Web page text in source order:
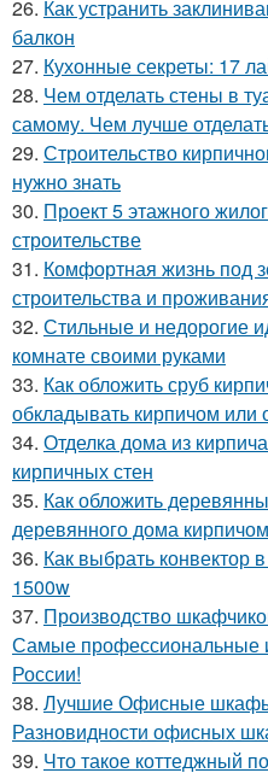
26. Как устранить
балкон
27. Кухонные секреты: 17
28. Чем отделать стены в
самому. Чем лучше
29. Строительство
нужно знать
30. Проект 5 этажного
строительстве
31. Комфортная жизнь под
строительства и
32. Стильные и недорогие
комнате своими руками
33. Как обложить сруб
обкладывать кирпичом или
34. Отделка дома из
кирпичных стен
35. Как обложить
деревянного дома кирпичом
36. Как выбрать конвектор
1500w
37. Производство
Самые профессиональные
России!
38. Лучшие Офисные
Разновидности офисных
39. Что такое коттеджный